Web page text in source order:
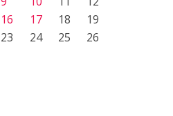
16 17 18
19
23 24 25
26